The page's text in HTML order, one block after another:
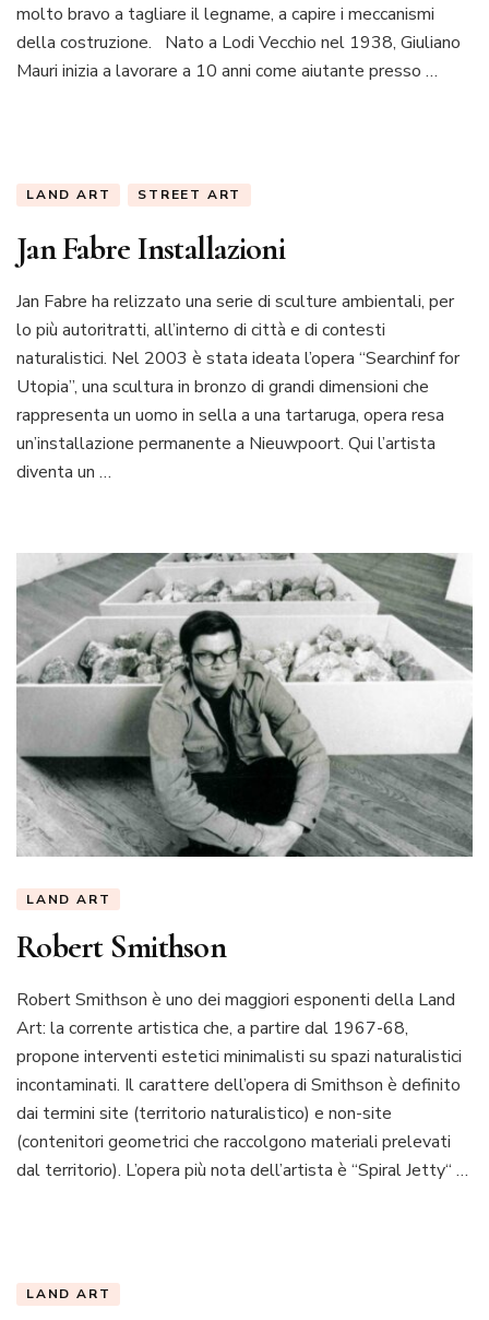
molto bravo a tagliare il legname, a capire i meccanismi
della costruzione. Nato a Lodi Vecchio nel 1938, Giuliano
Mauri inizia a lavorare a 10 anni come aiutante presso …
LAND ART STREET ART
Jan Fabre Installazioni
Jan Fabre ha relizzato una serie di sculture ambientali, per
lo più autoritratti, all’interno di città e di contesti
naturalistici. Nel 2003 è stata ideata l’opera “Searchinf for
Utopia”, una scultura in bronzo di grandi dimensioni che
rappresenta un uomo in sella a una tartaruga, opera resa
un’installazione permanente a Nieuwpoort. Qui l’artista
diventa un …
LAND ART
Robert Smithson
Robert Smithson è uno dei maggiori esponenti della Land
Art: la corrente artistica che, a partire dal 1967-68,
propone interventi estetici minimalisti su spazi naturalistici
incontaminati. Il carattere dell’opera di Smithson è definito
dai termini site (territorio naturalistico) e non-site
(contenitori geometrici che raccolgono materiali prelevati
dal territorio). L’opera più nota dell’artista è “Spiral Jetty“ …
LAND ART